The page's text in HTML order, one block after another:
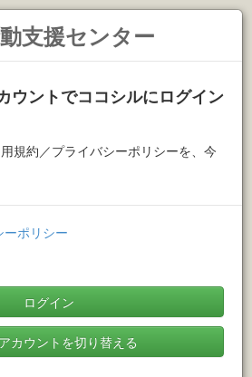
支援センター
ウントでココシルにログイン
規約／プライバシーポリシーを、今
ーポリシー
ログイン
カウントを切り替える